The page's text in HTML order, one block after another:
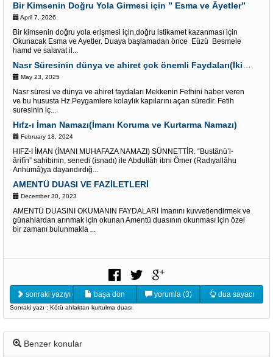
Bir Kimsenin Doğru Yola Girmesi için ” Esma ve Âyetler”
April 7, 2026
Bir kimsenin doğru yola erişmesi için,doğru istikamet kazanması için
Okunacak Esma ve Ayetler. Duaya başlamadan önce Eûzü Besmele
hamd ve salavat il...
May 23, 2025
Nasr süresi ve dünya ve ahiret faydaları Mekkenin Fethini haber veren
ve bu hususta Hz.Peygamlere kolaylık kapılarını açan süredir. Fetih
suresinin iç...
Hıfz-ı İman Namazı(İmanı Koruma ve Kurtarma Namazı)
February 18, 2024
HIFZ-I İMAN (İMANI MUHAFAZA NAMAZI) SÜNNETTİR. “Bustânü’l-
ârifîn” sahibinin, senedi (isnadı) ile Abdullâh ibni Ömer (Radıyallâhu
Anhümâ)ya dayandırdığ...
AMENTÜ DUASI VE FAZİLETLERİ
December 30, 2023
AMENTÜ DUASINI OKUMANIN FAYDALARI İmanını kuvvetlendirmek ve
günahlardan arınmak için okunan Amentü duasının okunması için özel
bir zamanı bulunmakla ...
sonraki yazıyı oku başa dön yorumla (3) dua sayacı
Sonraki yazı : Kötü ahlaktan kurtulma duası
Benzer konular